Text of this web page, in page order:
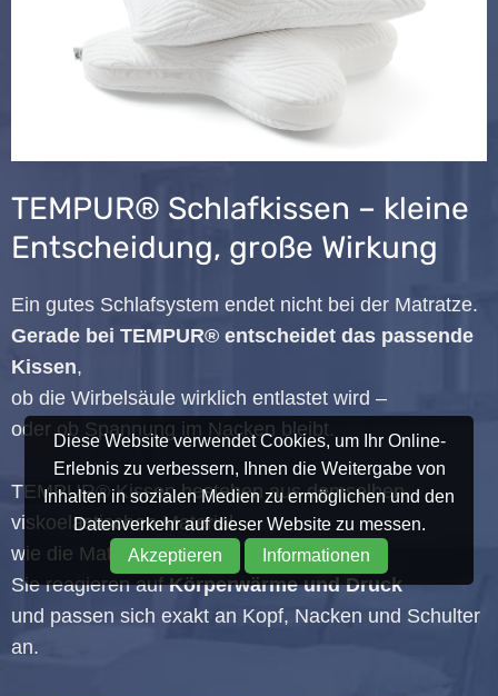
Diese Website verwendet Cookies, um Ihr Online-
Erlebnis zu verbessern, Ihnen die Weitergabe von
Inhalten in sozialen Medien zu ermöglichen und den
Datenverkehr auf dieser Website zu messen.
Akzeptieren
Informationen
TEMPUR® Schlafkissen – kleine
Entscheidung, große Wirkung
Ein gutes Schlafsystem endet nicht bei der Matratze.
Gerade bei TEMPUR® entscheidet das passende
Kissen,
ob die Wirbelsäule wirklich entlastet wird –
oder ob Spannung im Nacken bleibt.
TEMPUR® Kissen bestehen aus demselben
viskoelastischen Material
wie die Matratzen.
Sie reagieren aufKörperwärme und Druck
und passen sich exakt an Kopf, Nacken und Schulter
an.